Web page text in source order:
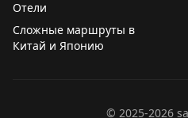
Отели
Сложные маршруты в
Китай и Японию
© 2025-2026